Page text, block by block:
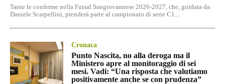
Tante le conferme nella Futsal Sangiovannese 2026-2027, che, guidata da
Daniele Scarpellini, prenderà parte al campionato di serie C1...
Cronaca
Punto Nascita, no alla deroga ma il
Ministero apre al monitoraggio di sei
mesi. Vadi: “Una risposta che valutiamo
positivamente anche se con prudenza”